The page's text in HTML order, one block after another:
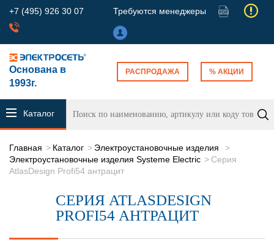
+7 (495) 926 30 07 Требуются менеджеры
Основана в
1993г.
РАСПРОДАЖА % АКЦИИ
Каталог
Главная Каталог
Электроустановочные изделия
Электроустановочные изделия Systeme Electric
Серия
AtlasDesign Profi54 антрацит
СЕРИЯ ATLASDESIGN
PROFI54 АНТРАЦИТ